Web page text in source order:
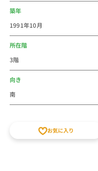
入居者様専用のコイン
す。
洗剤などはお客様ご自
＜路線情報(最寄駅→主要
築年
1991年10月
所在階
3階
向き
南
お気に入り